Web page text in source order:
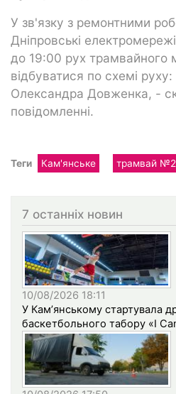
У зв'язку з ремонтними
Дніпровські
до 19:00 рух
відбуватися по схемі
Олександра Довженка, -
повідомленні.
Теги Кам'янське трамвай №2
7 останніх новин
10/08/2026 18:11
У Кам’янському стартувала
баскетбольного табору «I